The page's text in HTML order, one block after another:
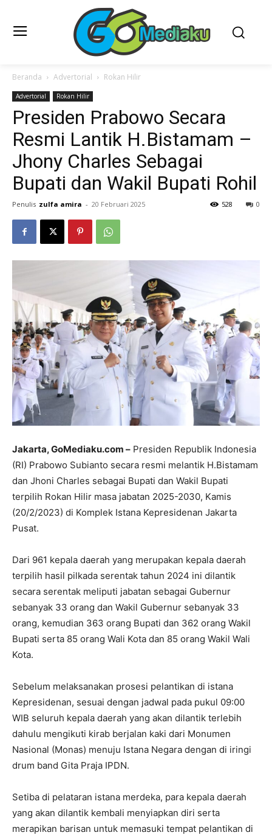
Beranda Advertorial Rokan Hilir
Advertorial Rokan Hilir
Presiden Prabowo Secara
Resmi Lantik H.Bistamam –
Jhony Charles Sebagai
Bupati dan Wakil Bupati Rohil
Penulis zulfa amira - 20 Februari 2025 0
528
Jakarta, GoMediaku.com – Presiden Republik Indonesia
(RI) Prabowo Subianto secara resmi melantik H.Bistamam
dan Jhoni Charles sebagai Bupati dan Wakil Bupati
terpilih Rokan Hilir masa jabatan 2025-2030, Kamis
(20/2/2023) di Komplek Istana Kepresidenan Jakarta
Pusat.
Dari 961 kepala daerah yang merupakan kepala daerah
terpilih hasil pilkada serentak tahun 2024 ini dilantik
secara serentak meliputi jabatan sebagai Gubernur
sebanyak 33 orang dan Wakil Gubernur sebanyak 33
orang, kemudian 363 orang Bupati dan 362 orang Wakil
Bupati serta 85 orang Wali Kota dan 85 orang Wakil Wali
Kota.
Sebelum melaksanakan prosesi pelantikan di istana
Kepresidenan, sesuai dengan jadwal pada pukul 09:00
WIB seluruh kepala daerah yang akan dilantik terlebih
dahulu mengikuti kirab berjalan kaki dari Monumen
Nasional (Monas) menuju Istana Negara dengan di iringi
drum band Gita Praja IPDN.
Setiba di pelataran istana merdeka, para kepala daerah
yang akan dilantik kembali menyiapkan diri serta
merapikan barisan untuk memasuki tempat pelantikan di